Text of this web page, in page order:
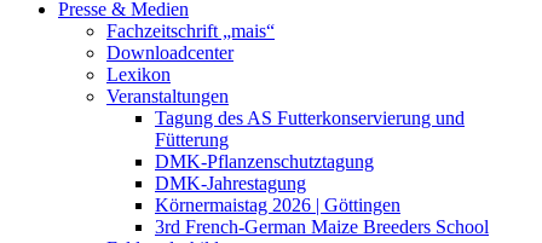
Presse & Medien
Fachzeitschrift „mais“
Downloadcenter
Lexikon
Veranstaltungen
Tagung des AS Futterkonservierung und
Fütterung
DMK-Pflanzenschutztagung
DMK-Jahrestagung
Körnermaistag 2026 | Göttingen
3rd French-German Maize Breeders School